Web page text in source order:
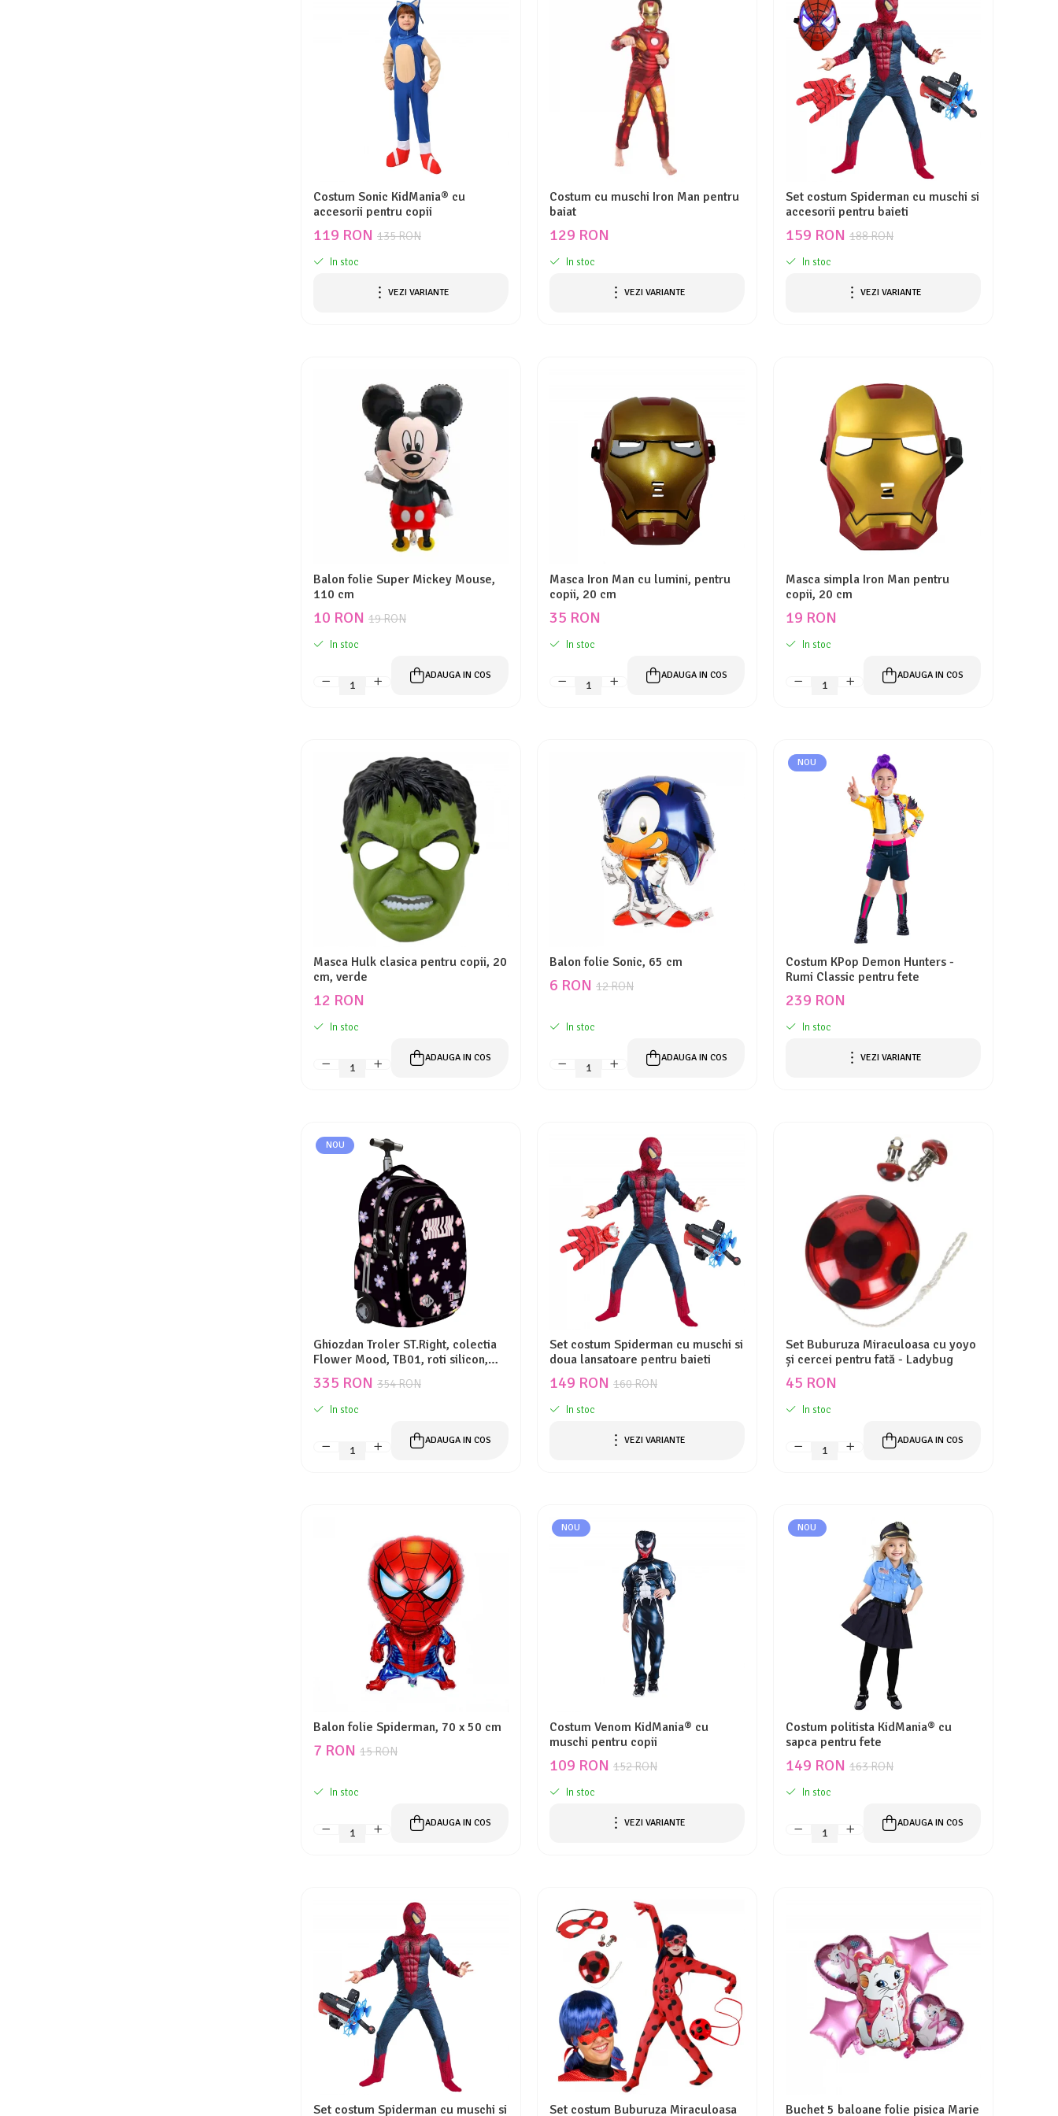
Costum Sonic KidMania® cu
accesorii pentru copii
135 RON
119 RON
In stoc
VEZI VARIANTE
Costum cu muschi Iron Man pentru
baiat
129 RON
In stoc
VEZI VARIANTE
Set costum Spiderman cu muschi si
accesorii pentru baieti
188 RON
159 RON
In stoc
VEZI VARIANTE
Balon folie Super Mickey Mouse,
110 cm
19 RON
10 RON
In stoc
ADAUGA IN COS
Masca Iron Man cu lumini, pentru
copii, 20 cm
35 RON
In stoc
ADAUGA IN COS
Masca simpla Iron Man pentru
copii, 20 cm
19 RON
In stoc
ADAUGA IN COS
Masca Hulk clasica pentru copii, 20
cm, verde
12 RON
In stoc
ADAUGA IN COS
Balon folie Sonic, 65 cm
12 RON
6 RON
In stoc
ADAUGA IN COS
NOU
Costum KPop Demon Hunters -
Rumi Classic pentru fete
239 RON
In stoc
VEZI VARIANTE
NOU
Ghiozdan Troler ST.Right, colectia
Flower Mood, TB01, roti silicon,
44x32x25 cm
354 RON
335 RON
In stoc
ADAUGA IN COS
Set costum Spiderman cu muschi si
doua lansatoare pentru baieti
160 RON
149 RON
In stoc
VEZI VARIANTE
Set Buburuza Miraculoasa cu yoyo
și cercei pentru fată - Ladybug
45 RON
In stoc
ADAUGA IN COS
Balon folie Spiderman, 70 x 50 cm
15 RON
7 RON
In stoc
ADAUGA IN COS
NOU
Costum Venom KidMania® cu
muschi pentru copii
152 RON
109 RON
In stoc
VEZI VARIANTE
NOU
Costum politista KidMania® cu
sapca pentru fete
163 RON
149 RON
In stoc
ADAUGA IN COS
Set costum Spiderman cu muschi si Set costum Buburuza Miraculoasa Buchet 5 baloane folie pisica Marie